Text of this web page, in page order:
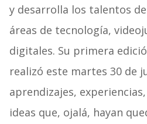
y desarrolla los talentos
áreas de tecnología,
digitales. Su primera
realizó este martes 30 de
aprendizajes,
ideas que, ojalá, hayan